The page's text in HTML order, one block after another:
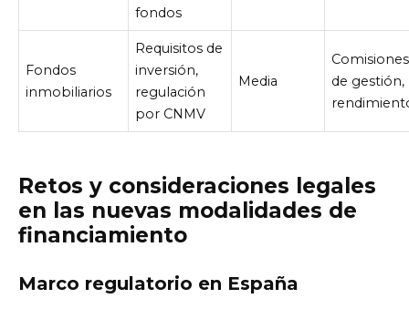
fondos
Fondos
inmobiliarios
Requisitos de
inversión,
regulación
por CNMV
Media
Comisiones
de gestión,
Retos y consideraciones legales
en las nuevas modalidades de
financiamiento
Marco regulatorio en España